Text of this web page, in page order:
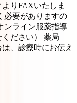
りFAXいたしま
必要がありますの
ンライン服薬指導
ださい） 薬局
、診療時にお伝え